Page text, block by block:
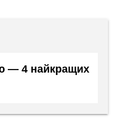
— 4 найкращих